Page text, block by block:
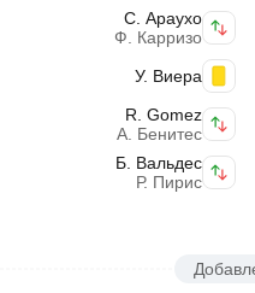
С. Араухо
Ф. Карризо
У. Виера
R. Gomez
А. Бенитес
Б. Вальдес
Р. Пирис